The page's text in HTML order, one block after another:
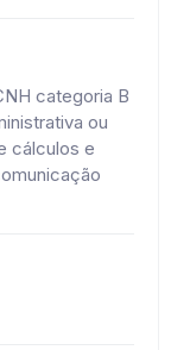
categoria B
ou
cálculos e